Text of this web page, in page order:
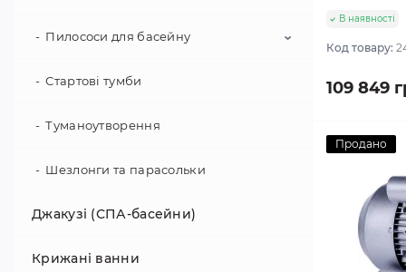
Дозатори для хімії
Душ для дачі та басейну
Зимові заглушки та поплавці
Огородження для басейну
Протиковзкий настил
Ремонтний комплект
Батутні накриття
Намотуючий пристрій
Покриття на басейн
Покриття під басейн
Теплозберігаюче покриття для
Пилососи для басейну
Напівавтоматичні пилососи для
Стартові тумби
Туманоутворення
Шезлонги та парасольки
Джакузі (СПА-басейни)
Крижані ванни
В наявності
Код товару:
109 849
Продано